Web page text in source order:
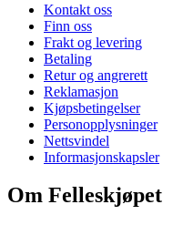
Kontakt oss
Finn oss
Frakt og levering
Betaling
Retur og angrerett
Reklamasjon
Kjøpsbetingelser
Personopplysninger
Nettsvindel
Informasjonskapsler
Om Felleskjøpet